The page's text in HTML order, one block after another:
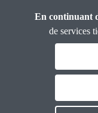
Les
En continuant
de services